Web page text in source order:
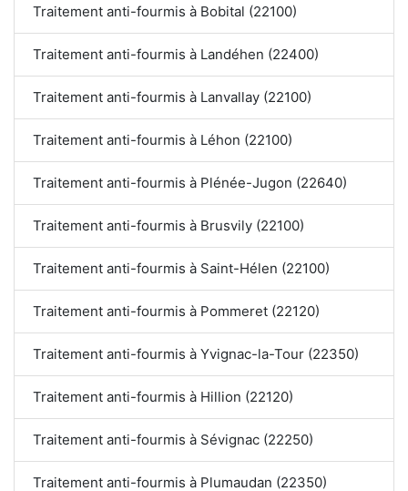
Traitement anti-fourmis à Bobital (22100)
Traitement anti-fourmis à Landéhen (22400)
Traitement anti-fourmis à Lanvallay (22100)
Traitement anti-fourmis à Léhon (22100)
Traitement anti-fourmis à Plénée-Jugon (22640)
Traitement anti-fourmis à Brusvily (22100)
Traitement anti-fourmis à Saint-Hélen (22100)
Traitement anti-fourmis à Pommeret (22120)
Traitement anti-fourmis à Yvignac-la-Tour (22350)
Traitement anti-fourmis à Hillion (22120)
Traitement anti-fourmis à Sévignac (22250)
Traitement anti-fourmis à Plumaudan (22350)